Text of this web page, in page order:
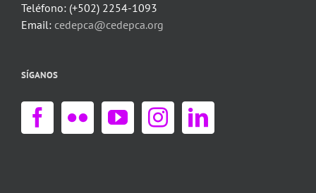
Teléfono: (+502) 2254-1093
Email: cedepca@cedepca.org
SÍGANOS